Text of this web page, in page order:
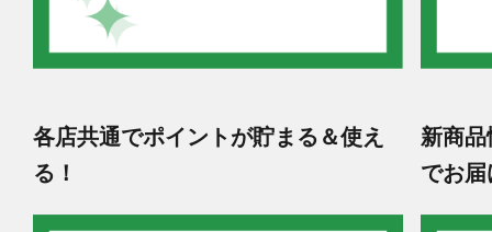
各店共通でポイントが貯まる＆使え
る！
新商
でお届